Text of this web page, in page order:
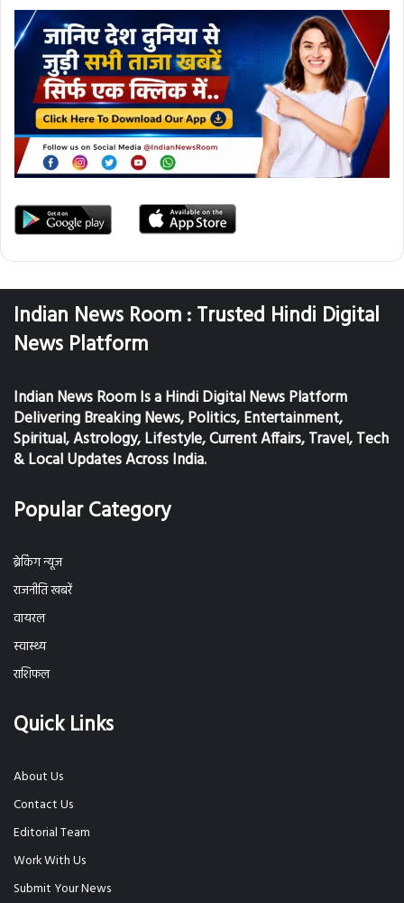
Indian News Room : Trusted Hindi Digital
News Platform
Indian News Room Is a Hindi Digital News Platform
Delivering Breaking News, Politics, Entertainment,
Spiritual, Astrology, Lifestyle, Current Affairs, Travel, Tech
& Local Updates Across India.
Popular Category
ब्रेकिंग न्यूज
राजनीति खबरें
वायरल
स्वास्थ्य
राशिफल
Quick Links
About Us
Contact Us
Editorial Team
Work With Us
Submit Your News